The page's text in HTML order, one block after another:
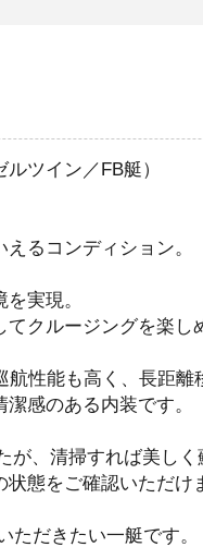
ツイン／FB艇）
るコンディション。
実現。
クルージングを楽し
性能も高く、長距
感のある内装です。
、清掃すれば美しく
態をご確認いただけ
ただきたい一艇です。